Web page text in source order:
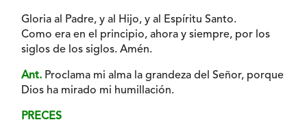
Gloria al Padre, y al Hijo, y al Espíritu Santo.
Como era en el principio, ahora y siempre, por los
siglos de los siglos. Amén.
Ant. Proclama mi alma la grandeza del Señor, porque
Dios ha mirado mi humillación.
PRECES